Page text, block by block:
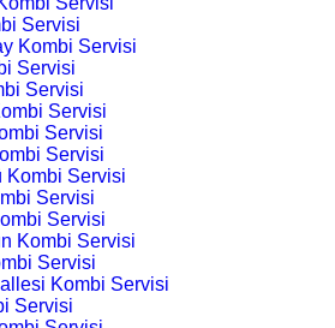
Servisi
Kombi Servisi
Servisi
Servisi
Servisi
Servisi
Servisi
Kombi Servisi
Servisi
Servisi
Kombi Servisi
Servisi
Kombi Servisi
Servisi